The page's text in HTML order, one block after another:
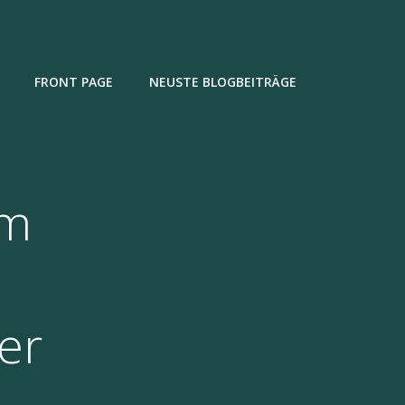
FRONT PAGE NEUSTE BLOGBEITRÄGE